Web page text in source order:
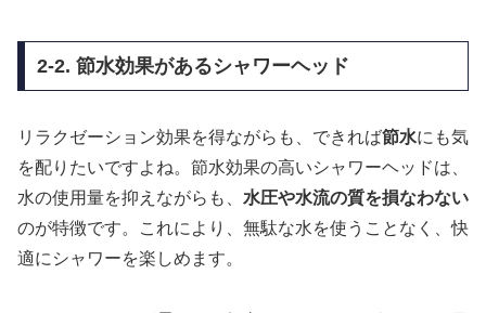
2-2. 節水効果があるシャワーヘッド
リラクゼーション効果を得ながらも、できれば節水にも気
を配りたいですよね。節水効果の高いシャワーヘッドは、
水の使用量を抑えながらも、 水圧や水流の質を損なわない
のが特徴です。これにより、無駄な水を使うことなく、快
適にシャワーを楽しめます。